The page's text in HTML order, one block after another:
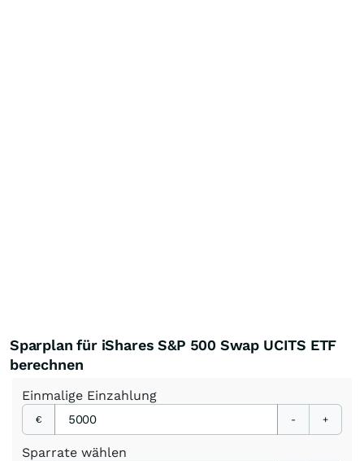
Sparplan für iShares S&P 500 Swap UCITS ETF
berechnen
Einmalige Einzahlung
€ - +
Sparrate wählen